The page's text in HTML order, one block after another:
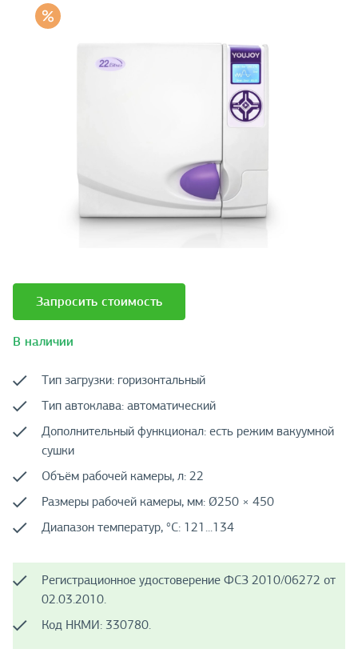
Запросить стоимость
В наличии
Тип загрузки: горизонтальный
Тип автоклава: автоматический
Дополнительный функционал: есть режим вакуумной
сушки
Объём рабочей камеры, л: 22
Размеры рабочей камеры, мм: Ø250 × 450
Диапазон температур, °C: 121...134
Регистрационное удостоверение ФСЗ 2010/06272 от
02.03.2010.
Код НКМИ: 330780.